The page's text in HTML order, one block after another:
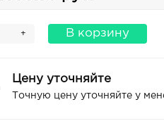
+ В корзину
Цену уточняйте
Точную цену уточняйте у